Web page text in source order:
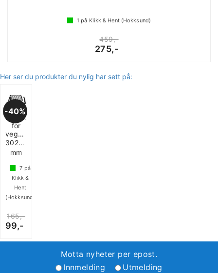
1 på Klikk & Hent (Hokksund)
459,-
275,-
Her ser du produkter du nylig har sett på:
40%
Lagringsnett
for
veggmontering
302x169
mm
7 på
Klikk &
Hent
(Hokksund)
165,-
99,-
Motta nyheter per epost.
Innmelding
Utmelding